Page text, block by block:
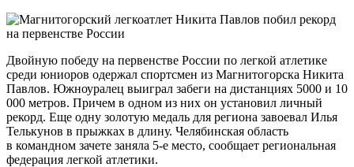
Двойную победу на первенстве России по легкой атлетике
среди юниоров одержал спортсмен из Магнитогорска Никита
Павлов. Южноуралец выиграл забеги на дистанциях 5000 и 10
000 метров. Причем в одном из них он установил личный
рекорд. Еще одну золотую медаль для региона завоевал Илья
Телькунов в прыжках в длину. Челябинская область
в командном зачете заняла 5-е место, сообщает региональная
федерация легкой атлетики.